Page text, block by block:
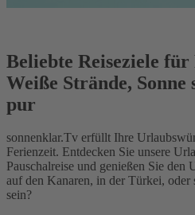
Beliebte Reiseziele für
Weiße Strände,
pur
sonnenklar.Tv erfüllt Ihre
Ferienzeit. Entdecken Sie unsere
Pauschalreise und genießen Sie den
auf den Kanaren, in der Türkei,
sein?